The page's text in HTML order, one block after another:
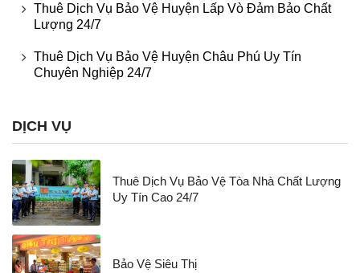
Thuê Dịch Vụ Bảo Vệ Huyện Lấp Vò Đảm Bảo Chất
Lượng 24/7
Thuê Dịch Vụ Bảo Vệ Huyện Châu Phú Uy Tín
Chuyên Nghiệp 24/7
DỊCH VỤ
Thuê Dịch Vụ Bảo Vệ Tòa Nhà Chất Lượng
Uy Tín Cao 24/7
Bảo Vệ Siêu Thị